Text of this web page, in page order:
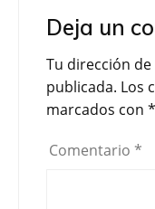
Deja un
Tu dirección
publicada. Los
marcados con *
Comentario *